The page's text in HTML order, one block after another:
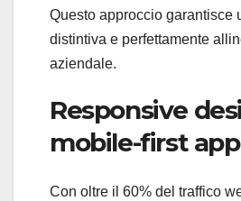
Questo approccio garantisce
distintiva e perfettamente
aziendale.
Responsive
mobile-first
Con oltre il 60% del traffico